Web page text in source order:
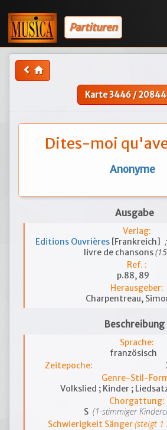
Partituren
Karte3446/
Dites-moi
Anonyme
Ausgabe
Verlag:
Editions Ouvrières [Frankreich]
livre de chansons
Ref. :
p.88, 89
Herausgeber:
Charpentreau,
Beschreibung
Sprache:
französisch
Zeitepoche:
Genre-Stil-
Volkslied ; Kinder ;
Chorgattung:
S (1-stimmiger
Schwierigkeit Sänger(steigt 1